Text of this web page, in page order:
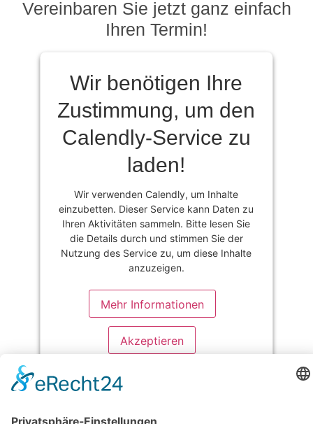
powered
Management
Platform
des
Service
zu,
Karte
anzuzeigen.
Mehr Informationen
Akzeptieren
powered
by
Usercentrics
Consent
Management
Platform
eRecht24
Vereinbaren Sie jetzt ganz einfach
Ihren Termin!
Wir benötigen Ihre
Zustimmung, um den
Calendly-Service zu
laden!
Wir verwenden Calendly, um Inhalte
einzubetten. Dieser Service kann Daten zu
Ihren Aktivitäten sammeln. Bitte lesen Sie
die Details durch und stimmen Sie der
Nutzung des Service zu, um diese Inhalte
anzuzeigen.
Mehr Informationen
Akzeptieren
Management Platform